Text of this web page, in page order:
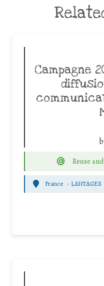
Campagne
Reuse
France - LANTAGES